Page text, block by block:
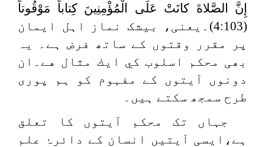
إِنَّ الصَّلاةَ ‌كانَتْ ‌عَلَى ‌الْمُؤْمِنِينَ كِتاباً مَوْقُوتاً
(4:103)۔یعنی، بیشک نماز اہل ایمان
پر مقرر وقتوں کے ساتھ فرض ہے۔ یہ
بھی محكم اسلوب كي ايك مثال هے۔ان
دونوں آیتوں کے مفہوم کو ہم پوری
طرح سمجھ سکتے ہیں۔
جہاں تک محکم آیتوں کا تعلق
ہے،ایسی آیتیں انسان کے دائرۂ علم